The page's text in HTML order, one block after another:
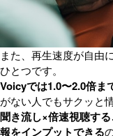
また、再生速度が自由
ひとつです。
Voicyでは1.0〜2.0倍ま
がない人でもサクッと
聞き流し×倍速視聴す
報をインプットできる